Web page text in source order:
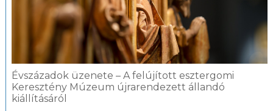
Évszázadok üzenete – A felújított esztergomi
Keresztény Múzeum újrarendezett állandó
kiállításáról